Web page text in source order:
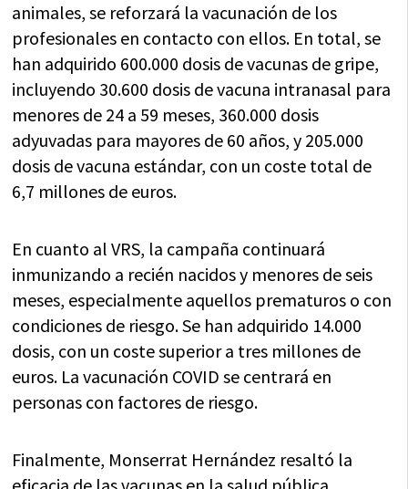
animales, se reforzará la vacunación de los
profesionales en contacto con ellos. En total, se
han adquirido 600.000 dosis de vacunas de gripe,
incluyendo 30.600 dosis de vacuna intranasal para
menores de 24 a 59 meses, 360.000 dosis
adyuvadas para mayores de 60 años, y 205.000
dosis de vacuna estándar, con un coste total de
6,7 millones de euros.
En cuanto al VRS, la campaña continuará
inmunizando a recién nacidos y menores de seis
meses, especialmente aquellos prematuros o con
condiciones de riesgo. Se han adquirido 14.000
dosis, con un coste superior a tres millones de
euros. La vacunación COVID se centrará en
personas con factores de riesgo.
Finalmente, Monserrat Hernández resaltó la